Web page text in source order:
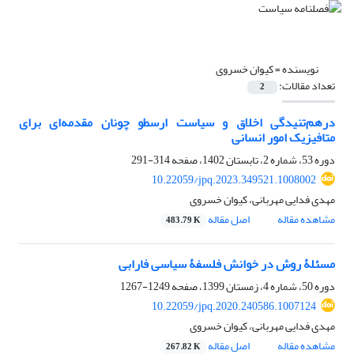
نویسنده =کیوان خسروی
تعداد مقالات: 2
درهم‌تنیدگی اخلاق و سیاست ارسطو چونان مقدمه‌ای برای
متافیزیک امور انسانی
دوره 53، شماره 2، تابستان 1402، صفحه
314-291
10.22059/jpq.2023.349521.1008002
مهدی فدایی مهربانی، کیوان خسروی
مشاهده مقاله
اصل مقاله 483.79 K
مسئلۀ روش در خوانش فلسفۀ سیاسی فارابی
دوره 50، شماره 4، زمستان 1399، صفحه
1249-1267
10.22059/jpq.2020.240586.1007124
مهدی فدایی مهربانی، کیوان خسروی
مشاهده مقاله
اصل مقاله 267.82 K